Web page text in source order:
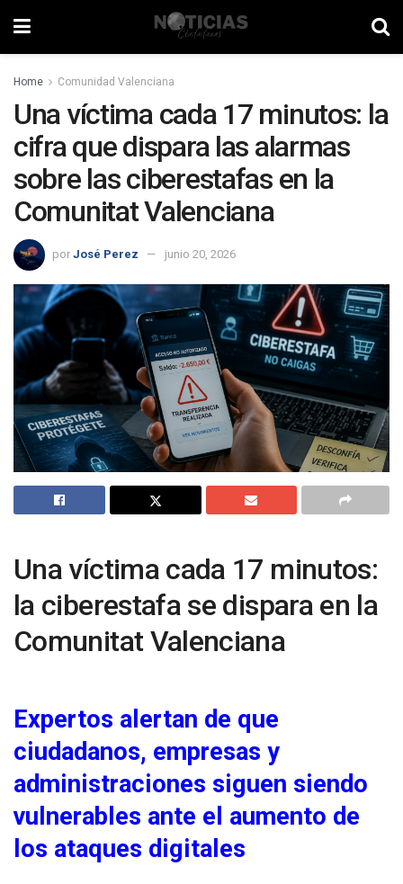
Home Comunidad Valenciana
Una víctima cada 17 minutos: la
cifra que dispara las alarmas
sobre las ciberestafas en la
Comunitat Valenciana
por José Perez junio 20, 2026
Una víctima cada 17 minutos:
la ciberestafa se dispara en la
Comunitat Valenciana
Expertos alertan de que
ciudadanos, empresas y
administraciones siguen siendo
vulnerables ante el aumento de
los ataques digitales